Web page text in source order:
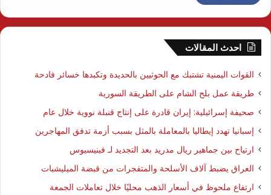
احدث المقالات
القوات اليمنية تشتبك مع الحوثيين بالحديدة وتكبدها خسائر فادحة
طريقة عمل بلح الشام على الطريقة السورية
صحيفة إسرائيلية: إيران قادرة على إنتاج قنبلة نووية خلال عام
إسبانيا تهدد إيطاليا بالمعاملة بالمثل بسبب أزمة تدفق المهاجرين
ارتياح بين جماهير ريال مدريد بعد التجديد لـ فينيسيوس
العراق يضبط آلاف الأسلحة والمتفجرات من قبضة الميليشبات
ارتفاع ملحوظ في أسعار الذهب محليًا خلال تعاملات الجمعة